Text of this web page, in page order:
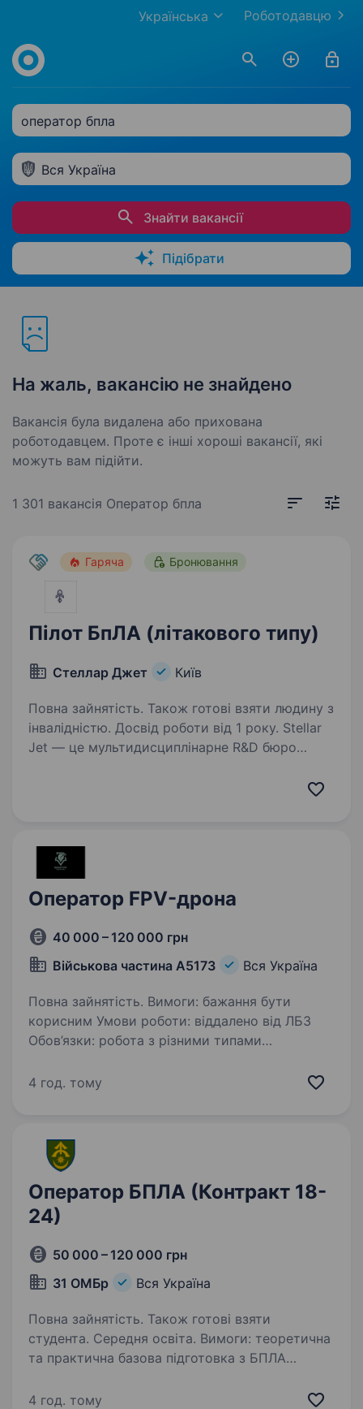
Роботодавцю
Українська
оператор бпла
Вся Україна
Знайти вакансії
Підібрати
На жаль, вакансію не знайдено
Вакансія була видалена або прихована
роботодавцем. Проте є інші хороші вакансії, які
можуть вам підійти.
1 301 вакансія Оператор бпла
Гаряча Бронювання
Пілот БпЛА (літакового типу)
Стеллар Джет Київ
Повна зайнятість. Також готові взяти людину з
інвалідністю. Досвід роботи від 1 року. Stellar
Jet — це мультидисциплінарне R&D бюро
ми в пошуку Пілота-тестувальника…
Оператор FPV-дрона
40 000 – 120 000 грн
Військова частина А5173
Вся Україна
Повна зайнятість. Вимоги: бажання бути
корисним Умови роботи: віддалено від ЛБЗ
Обов’язки: робота з різними типами
ураження
4 год. тому
Оператор БПЛА (Контракт 18-
24)
50 000 – 120 000 грн
31 ОМБр
Вся Україна
Повна зайнятість. Також готові взяти
студента. Середня освіта. Вимоги: теоретична
та практична базова підготовка з БПЛА
трансляція, антени тощо); придатність до
4 год. тому